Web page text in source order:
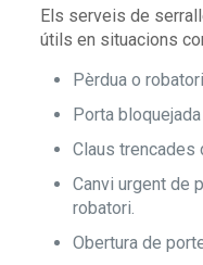
Els serveis de
útils en situacions
Pèrdua o
Porta
Claus trencades
Canvi urgent de
robatori.
Obertura de